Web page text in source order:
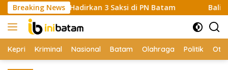
Skip
to
content
Breaking News
Polisi Hadirkan 3 Saksi di PN Batam Balita Diduga
Kepri Kriminal Nasional Batam Olahraga Politik